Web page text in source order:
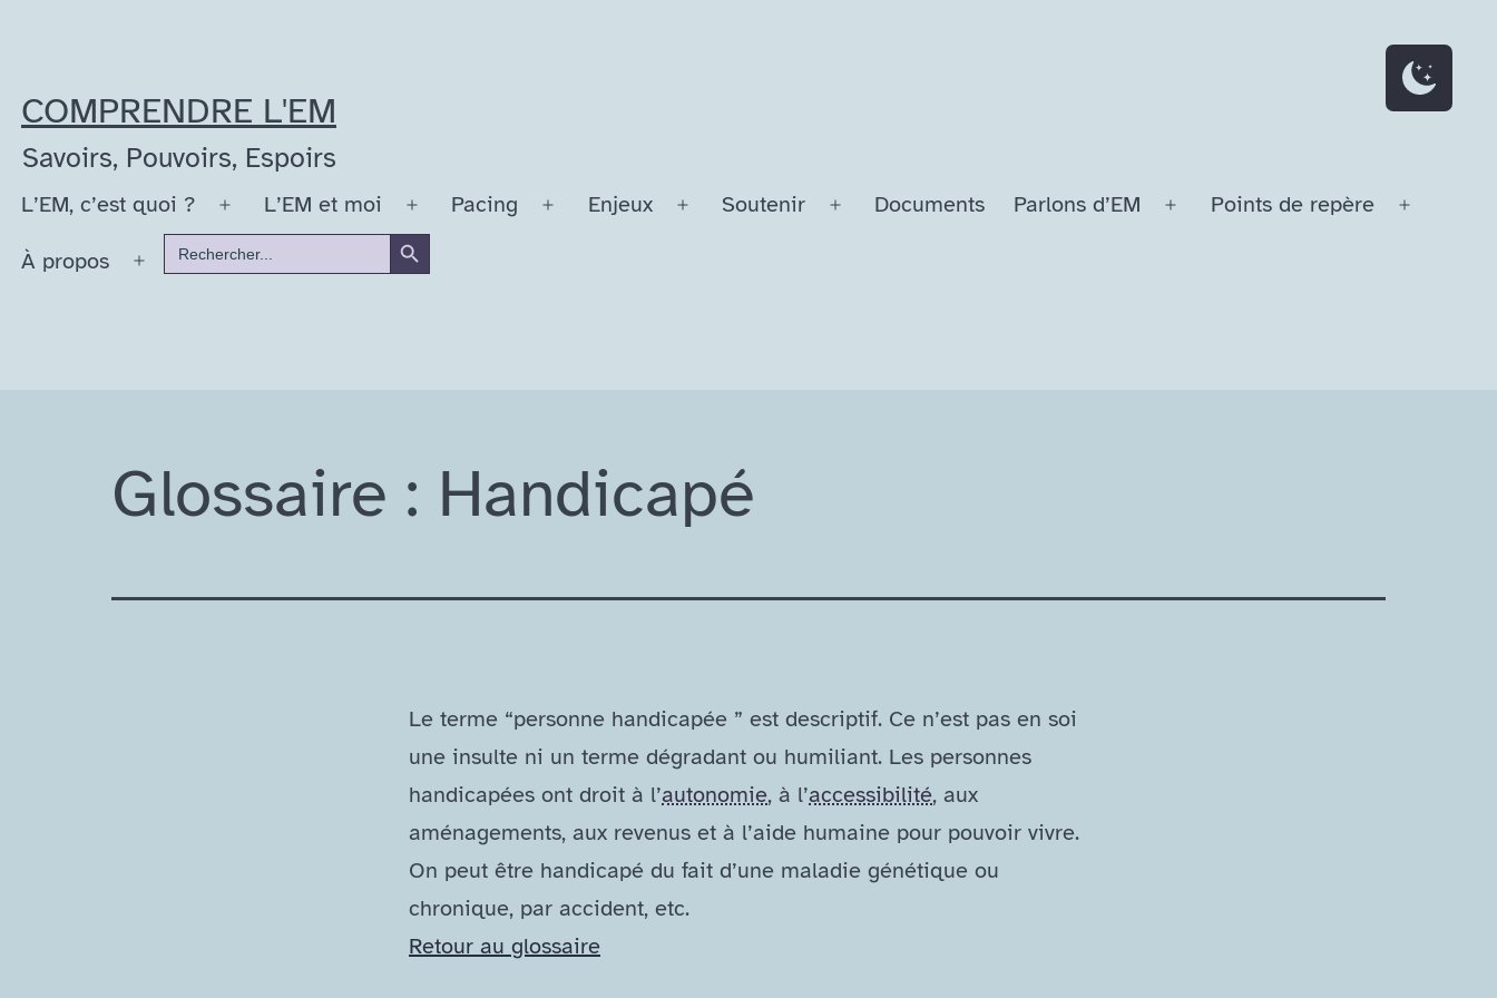
contenu
COMPRENDRE L'EM
Savoirs, Pouvoirs, Espoirs
L’EM, c’est quoi ?
Ouvrir
le
L’EM et moi
Ouvrir
le
Pacing
Ouvrir
Enjeux
Ouvrir
Soutenir
Ouvrir
Documents Parlons d’EM
Ouvrir
Points de repère
Ouvrir
À propos
Ouvrir
Search
for:
Search Button
Glossaire : Handicapé
Le terme “personne handicapée ” est descriptif. Ce n’est pas en soi
une insulte ni un terme dégradant ou humiliant. Les personnes
handicapées ont droit à l’autonomie, à l’accessibilité, aux
aménagements, aux revenus et à l’aide humaine pour pouvoir vivre.
On peut être handicapé du fait d’une maladie génétique ou
chronique, par accident, etc.
Retour au glossaire